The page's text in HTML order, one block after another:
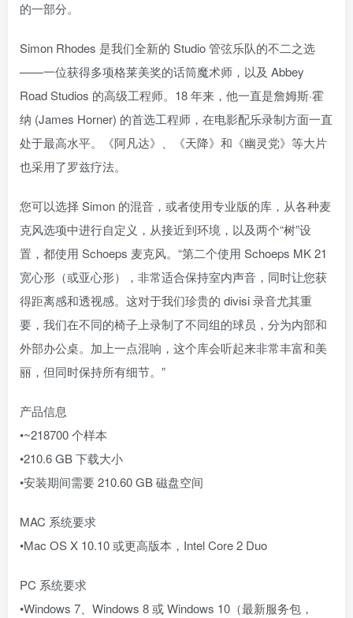
的一部分。
Simon Rhodes 是我们全新的 Studio 管弦乐队的不二之选
——一位获得多项格莱美奖的话筒魔术师，以及 Abbey
Road Studios 的高级工程师。18 年来，他一直是詹姆斯·霍
纳 (James Horner) 的首选工程师，在电影配乐录制方面一直
处于最高水平。《阿凡达》、《天降》和《幽灵党》等大片
也采用了罗兹疗法。
您可以选择 Simon 的混音，或者使用专业版的库，从各种麦
克风选项中进行自定义，从接近到环境，以及两个“树”设
置，都使用 Schoeps 麦克风。“第二个使用 Schoeps MK 21
宽心形（或亚心形），非常适合保持室内声音，同时让您获
得距离感和透视感。这对于我们珍贵的 divisi 录音尤其重
要，我们在不同的椅子上录制了不同组的球员，分为内部和
外部办公桌。加上一点混响，这个库会听起来非常丰富和美
丽，但同时保持所有细节。”
产品信息
•~218700 个样本
•210.6 GB 下载大小
•安装期间需要 210.60 GB 磁盘空间
MAC 系统要求
•Mac OS X 10.10 或更高版本，Intel Core 2 Duo
PC 系统要求
•Windows 7、Windows 8 或 Windows 10（最新服务包，